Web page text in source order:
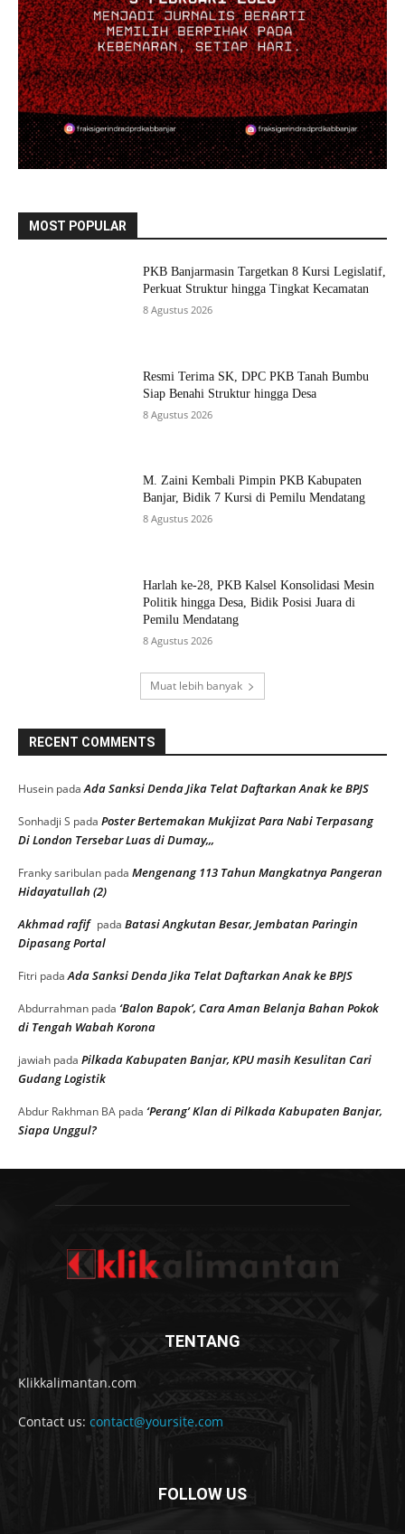
MOST POPULAR
PKB Banjarmasin Targetkan 8 Kursi Legislatif,
Perkuat Struktur hingga Tingkat Kecamatan
8 Agustus 2026
Resmi Terima SK, DPC PKB Tanah Bumbu
Siap Benahi Struktur hingga Desa
8 Agustus 2026
M. Zaini Kembali Pimpin PKB Kabupaten
Banjar, Bidik 7 Kursi di Pemilu Mendatang
8 Agustus 2026
Harlah ke-28, PKB Kalsel Konsolidasi Mesin
Politik hingga Desa, Bidik Posisi Juara di
Pemilu Mendatang
8 Agustus 2026
Muat lebih banyak
RECENT COMMENTS
Husein padaAda Sanksi Denda Jika Telat Daftarkan Anak ke BPJS
Sonhadji S pada Poster Bertemakan Mukjizat Para Nabi Terpasang
Di London Tersebar Luas di Dumay,,,
Franky saribulan pada Mengenang 113 Tahun Mangkatnya Pangeran
Hidayatullah (2)
Akhmad rafif pada Batasi Angkutan Besar, Jembatan Paringin
Dipasang Portal
Fitri padaAda Sanksi Denda Jika Telat Daftarkan Anak ke BPJS
Abdurrahman pada ‘Balon Bapok’, Cara Aman Belanja Bahan Pokok
di Tengah Wabah Korona
jawiah pada Pilkada Kabupaten Banjar, KPU masih Kesulitan Cari
Gudang Logistik
Abdur Rakhman BA pada ‘Perang’ Klan di Pilkada Kabupaten Banjar,
Siapa Unggul?
TENTANG
Klikkalimantan.com
Contact us: contact@yoursite.com
FOLLOW US